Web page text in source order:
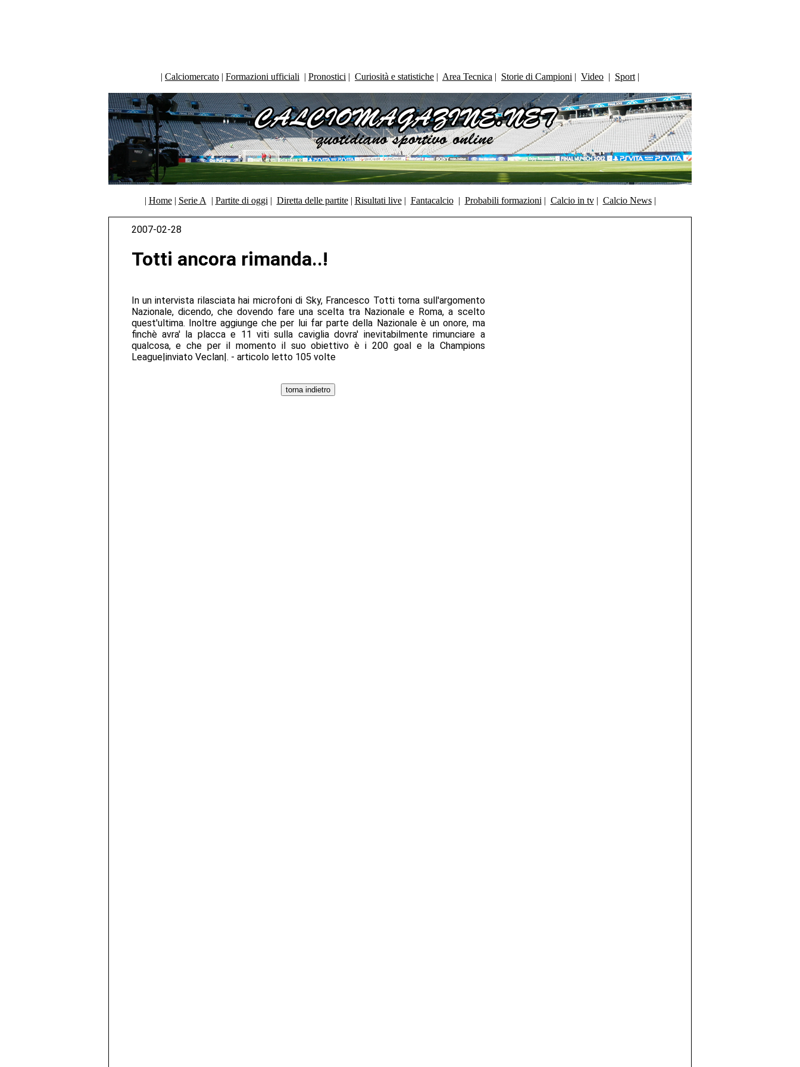
| Calciomercato | Formazioni ufficiali | Pronostici | Curiosità e statistiche | Area Tecnica | Storie di Campioni | Video | Sport |
| Home| Serie A | Partite di oggi | Diretta delle partite| Risultati live| Fantacalcio| Probabili formazioni | Calcio in tv| Calcio News|
2007-02-28
Totti ancora rimanda..!
In un intervista rilasciata hai microfoni di Sky, Francesco Totti torna sull'argomento
Nazionale, dicendo, che dovendo fare una scelta tra Nazionale e Roma, a scelto
quest'ultima. Inoltre aggiunge che per lui far parte della Nazionale è un onore, ma
finchè avra' la placca e 11 viti sulla caviglia dovra' inevitabilmente rimunciare a
qualcosa, e che per il momento il suo obiettivo è i 200 goal e la Champions
League|inviato Veclan|. - articolo letto 105 volte